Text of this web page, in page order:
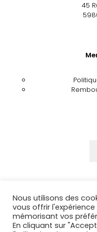
45
Nous utilisons des
vous offrir
mémorisant vos
En cliquant sur